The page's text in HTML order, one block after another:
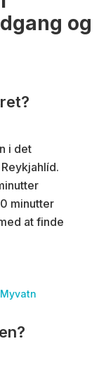
og
i det
minutter
at finde